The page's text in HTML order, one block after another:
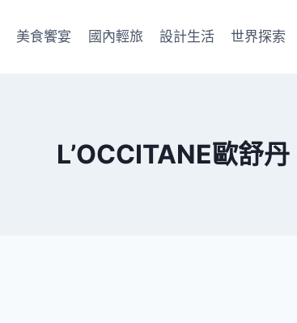
美食饗宴 國內輕旅 設計生活 世界探索
L’OCCITANE歐舒丹